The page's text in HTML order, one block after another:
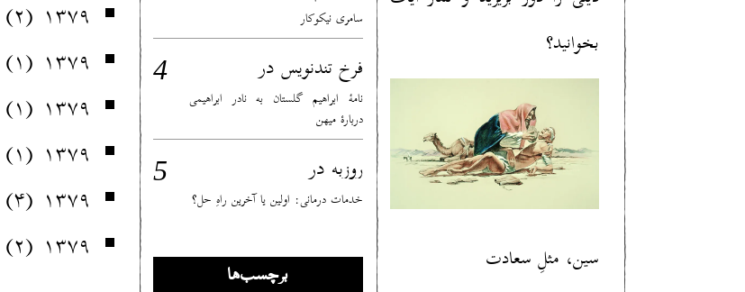
۱۳۷۹ (۲)
۱۳۷۹ (۱)
۱۳۷۹ (۱)
۱۳۷۹ (۱)
۱۳۷۹ (۴)
۱۳۷۹ (۲)
سامری نیکوکار
فرخ تندنویس در
نامهٔ ابراهیم گلستان به نادر ابراهیمی
دربارهٔ میهن
روزبه در
خدمات درمانی: اولین یا آخرین راهِ حل؟
برچسب‌ها
بخوانید؟
سین، مثلِ سعادت